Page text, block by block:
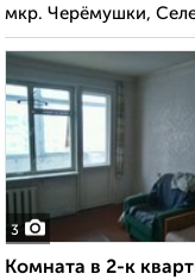
мкр. Черёмушки,
3
Комната в 2-к